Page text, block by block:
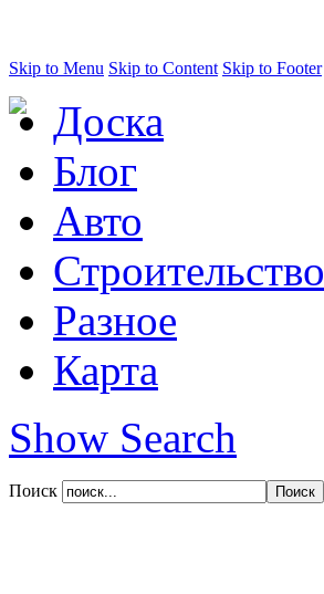
Skip to Menu Skip to Content Skip to Footer
Доска
Блог
Авто
Строительство
Разное
Карта
Show Search
Поиск